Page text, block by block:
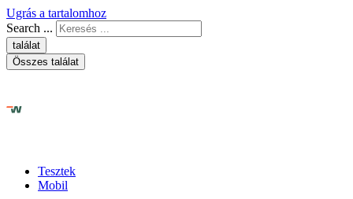
Ugrás a tartalomhoz
Search ...
találat
Összes találat
Tesztek
Mobil